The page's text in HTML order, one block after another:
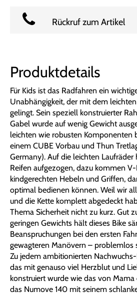
Rückruf zum Artikel
Produktdetails
Für Kids ist das Radfahren ein
Unabhängigkeit, der mit dem
gelingt. Sein speziell konstruierter
Gabel wurde auf wenig Gewicht
leichten wie robusten Komponenten
einem CUBE Vorbau und Thun
Germany). Auf die leichten
Reifen aufgezogen, dazu kommen
kindgerechten Hebeln und Griffen,
optimal bedienen können. Weil wir
und die Kette komplett abgedeckt
Thema Sicherheit nicht zu kurz. Gut
geringen Gewichts hält dieses Bike
Beanspruchungen bei den ersten
gewagteren Manövern – problemlos
Zu jedem ambitionierten
das mit genauso viel Herzblut und
konstruiert wurde wie das von Mama
das Numove 140 mit seinem